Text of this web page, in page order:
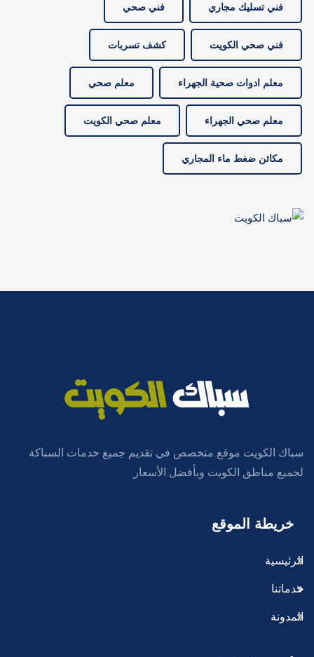
فني تسليك مجاري فني صحي
فني صحي الكويت كشف تسربات
معلم ادوات صحية الجهراء معلم صحي
معلم صحي الجهراء معلم صحي الكويت
مكائن ضغط ماء المجاري
سباك الكويت موقع متخصص في تقديم جميع خدمات السباكة
لجميع مناطق الكويت وبأفضل الأسعار
خريطة الموقع
الرئيسية
خدماتنا
المدونة